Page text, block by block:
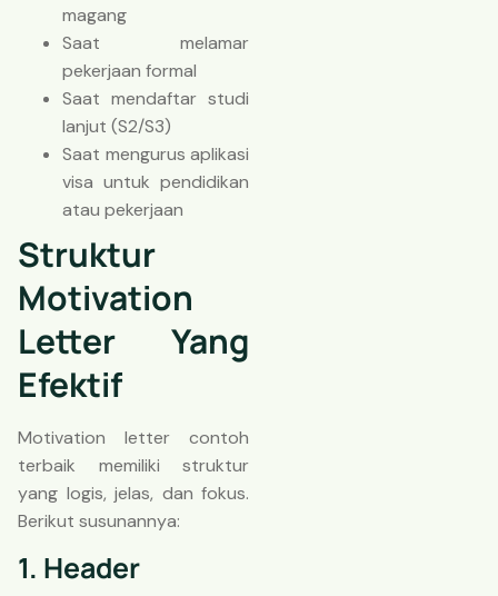
magang
Saat melamar
pekerjaan formal
Saat mendaftar studi
lanjut (S2/S3)
Saat mengurus aplikasi
visa untuk pendidikan
atau pekerjaan
Struktur
Motivation
Letter Yang
Efektif
Motivation letter contoh
terbaik memiliki struktur
yang logis, jelas, dan fokus.
Berikut susunannya:
1. Header